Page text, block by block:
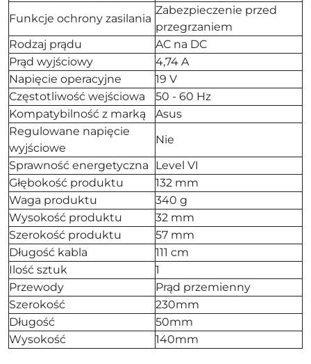
Funkcje ochrony zasilania
Zabezpieczenie przed
przegrzaniem
Rodzaj prądu
AC na DC
Prąd wyjściowy
4,74 A
Napięcie operacyjne
19 V
Częstotliwość wejściowa
50 - 60 Hz
Kompatybilność z marką
Asus
Regulowane napięcie
wyjściowe
Nie
Sprawność energetyczna
Level VI
Głębokość produktu
132 mm
Waga produktu
340 g
Wysokość produktu
32 mm
Szerokość produktu
57 mm
Długość kabla
111 cm
Ilość sztuk
1
Przewody
Prąd przemienny
Szerokość
230mm
Długość
50mm
Wysokość
140mm